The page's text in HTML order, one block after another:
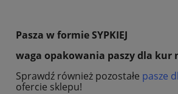
Pasza w formie SYPKIEJ
waga opakowania paszy dla kur
Sprawdź również pozostałe pasze
ofercie sklepu!